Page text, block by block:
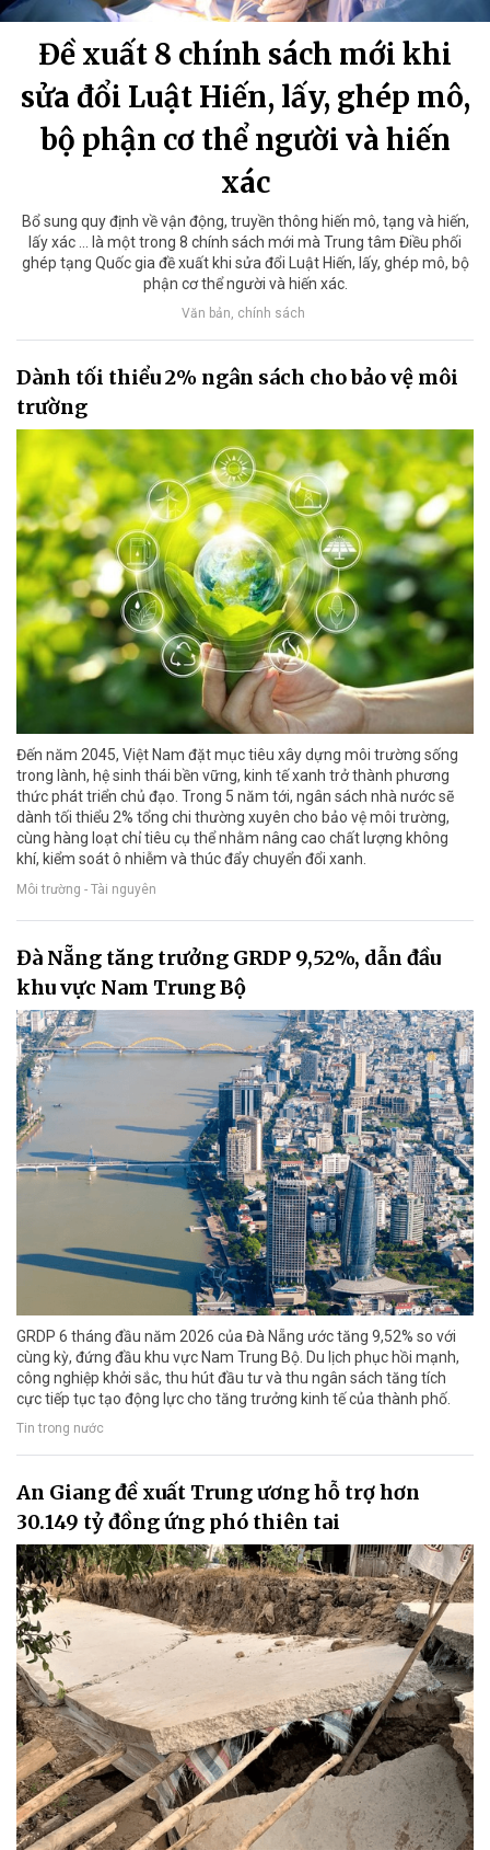
Đề xuất 8 chính sách mới khi
sửa đổi Luật Hiến, lấy, ghép mô,
bộ phận cơ thể người và hiến
xác
Bổ sung quy định về vận động, truyền thông hiến mô, tạng và hiến,
lấy xác ... là một trong 8 chính sách mới mà Trung tâm Điều phối
ghép tạng Quốc gia đề xuất khi sửa đổi Luật Hiến, lấy, ghép mô, bộ
phận cơ thể người và hiến xác.
Văn bản, chính sách
Dành tối thiểu 2% ngân sách cho bảo vệ môi
trường
Đến năm 2045, Việt Nam đặt mục tiêu xây dựng môi trường sống
trong lành, hệ sinh thái bền vững, kinh tế xanh trở thành phương
thức phát triển chủ đạo. Trong 5 năm tới, ngân sách nhà nước sẽ
dành tối thiểu 2% tổng chi thường xuyên cho bảo vệ môi trường,
cùng hàng loạt chỉ tiêu cụ thể nhằm nâng cao chất lượng không
khí, kiểm soát ô nhiễm và thúc đẩy chuyển đổi xanh.
Môi trường - Tài nguyên
Đà Nẵng tăng trưởng GRDP 9,52%, dẫn đầu
khu vực Nam Trung Bộ
GRDP 6 tháng đầu năm 2026 của Đà Nẵng ước tăng 9,52% so với
cùng kỳ, đứng đầu khu vực Nam Trung Bộ. Du lịch phục hồi mạnh,
công nghiệp khởi sắc, thu hút đầu tư và thu ngân sách tăng tích
cực tiếp tục tạo động lực cho tăng trưởng kinh tế của thành phố.
Tin trong nước
An Giang đề xuất Trung ương hỗ trợ hơn
30.149 tỷ đồng ứng phó thiên tai